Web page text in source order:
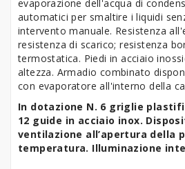
evaporazione dell'acqua di
automatici per smaltire i liquidi
intervento manuale. Resistenza
resistenza di scarico; resistenza
termostatica. Piedi in acciaio
altezza. Armadio combinato
con evaporatore all'interno della
In dotazione N. 6 griglie
12 guide in acciaio inox.
ventilazione all’apertura della
temperatura. Illuminazione